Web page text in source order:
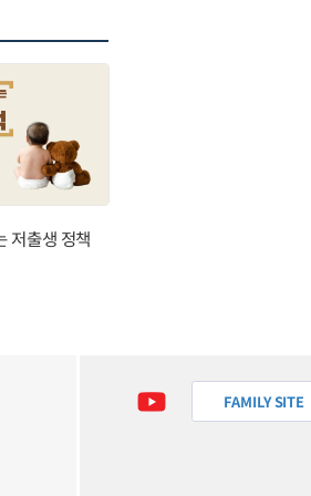
저출생 정책
FAMILY SITE